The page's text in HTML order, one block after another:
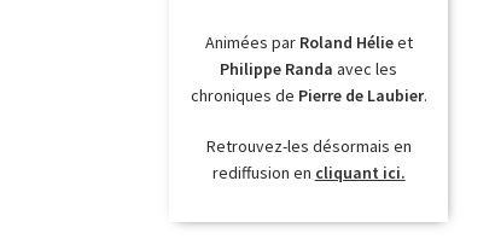
Animées par Roland Hélieet
Philippe Randa avec les
chroniques de Pierre de Laubier.
Retrouvez-les désormais en
rediffusion en cliquant ici.